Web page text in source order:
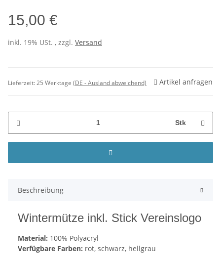
15,00 €
inkl. 19% USt. , zzgl. Versand
Lieferzeit:25 Werktage (DE - Ausland abweichend) Artikel anfragen
Stk
Beschreibung
Wintermütze inkl. Stick Vereinslogo
Material: 100% Polyacryl
Verfügbare Farben: rot, schwarz, hellgrau